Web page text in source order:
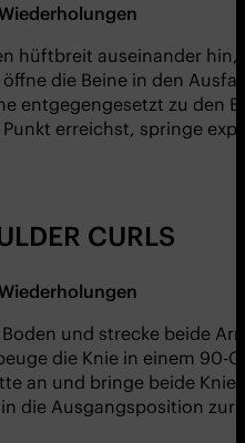
hüftbreit auseinander
die Beine in den
entgegengesetzt zu den
erreichst, springe
CURLS
und strecke beide
die Knie in einem 90-
an und bringe beide
die Ausgangsposition